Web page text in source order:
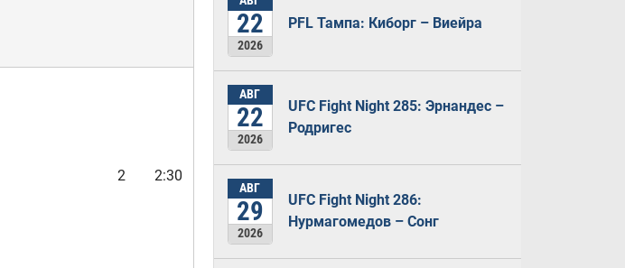
2 2:30
22
2026
PFL Тампа: Киборг – Виейра
АВГ
22
2026
UFC Fight Night 285: Эрнандес –
Родригес
АВГ
29
2026
UFC Fight Night 286:
Нурмагомедов – Сонг